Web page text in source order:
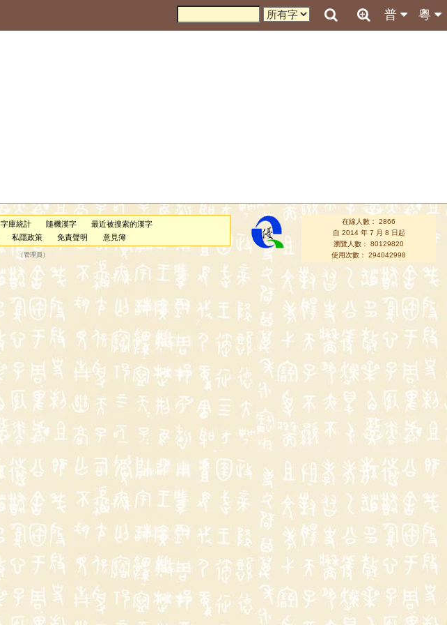
粵
普
字庫統計 隨機漢字
最近被搜索的漢字
私隱政策 免責聲明 意見簿
（管理員 ）
在線人數： 2866
自 2014 年 7 月 8 日起
瀏覽人數： 80129820
使用次數： 294042998